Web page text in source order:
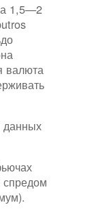
1,5—2
валюта
данных
спредом